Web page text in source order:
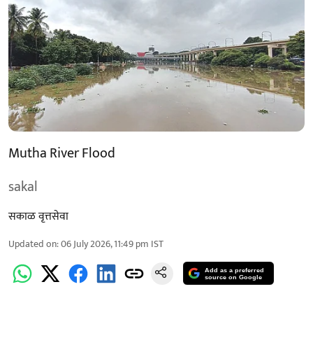
Mutha River Flood
sakal
सकाळ वृत्तसेवा
Updated on:06 July 2026, 11:49 pm IST
Add as a preferred
source on Google